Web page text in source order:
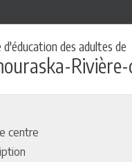
d'éducation des adultes de
centre